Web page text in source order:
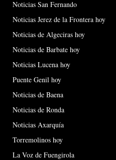
Noticias San Fernando
Noticias Jerez de la Frontera hoy
Noticias de Algeciras hoy
Noticias de Barbate hoy
Noticias Lucena hoy
Puente Genil hoy
Noticias de Baena
Noticias de Ronda
Noticias Axarquía
Torremolinos hoy
La Voz de Fuengirola